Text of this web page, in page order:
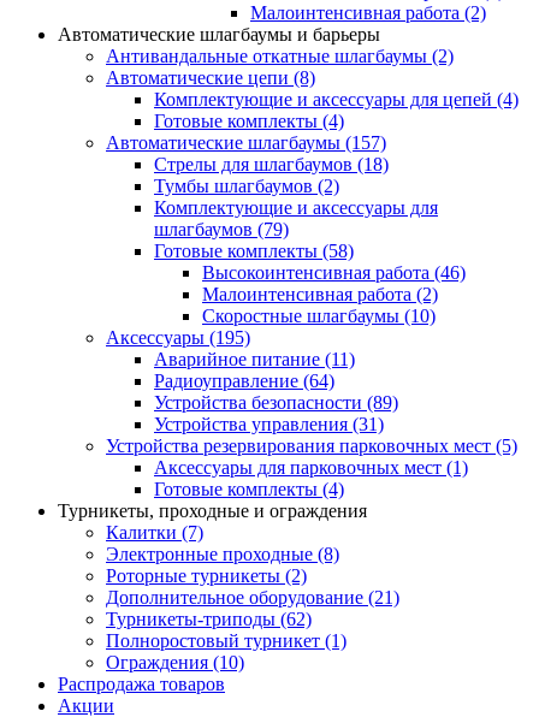
Малоинтенсивная работа (2)
Автоматические шлагбаумы и барьеры
Антивандальные откатные шлагбаумы (2)
Автоматические цепи (8)
Комплектующие и аксессуары для цепей (4)
Готовые комплекты (4)
Автоматические шлагбаумы (157)
Стрелы для шлагбаумов (18)
Тумбы шлагбаумов (2)
Комплектующие и аксессуары для
шлагбаумов (79)
Готовые комплекты (58)
Высокоинтенсивная работа (46)
Малоинтенсивная работа (2)
Скоростные шлагбаумы (10)
Аксессуары (195)
Аварийное питание (11)
Радиоуправление (64)
Устройства безопасности (89)
Устройства управления (31)
Устройства резервирования парковочных мест (5)
Аксессуары для парковочных мест (1)
Готовые комплекты (4)
Турникеты, проходные и ограждения
Калитки (7)
Электронные проходные (8)
Роторные турникеты (2)
Дополнительное оборудование (21)
Турникеты-триподы (62)
Полноростовый турникет (1)
Ограждения (10)
Распродажа товаров
Акции